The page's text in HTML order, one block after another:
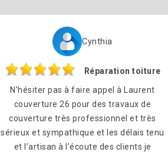
Cynthia
Réparation toiture
N’hésiter pas à faire appel à Laurent
couverture 26 pour des travaux de
couverture très professionnel et très
sérieux et sympathique et les délais tenu
et l’artisan à l’écoute des clients je